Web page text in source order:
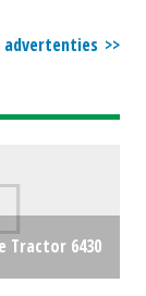
Tractor 6430